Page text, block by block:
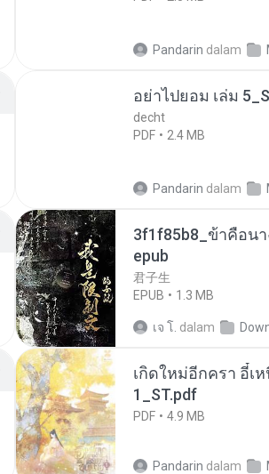
Pandarin dalam
อย่าไปยอม เล่ม
decht
PDF
2.4 MB
Pandarin dalam
3f1f85b8_ข้าคือนา
epub
君子生
EPUB
1.3 MB
เจ โ. dalam
เกิดใหม่อีกครา อี๋เ
1_ST.pdf
PDF 4.9 MB
Pandarin dalam